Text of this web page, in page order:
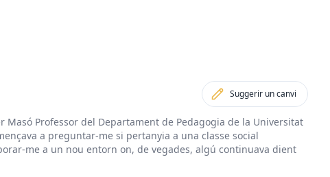
Suggerir un canvi
Masó Professor del Departament de Pedagogia de la Universitat
a preguntar-me si pertanyia a una classe social
me a un nou entorn on, de vegades, algú continuava dient